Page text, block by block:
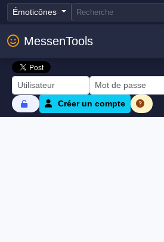
Émoticônes
MessenTools
Créer un compte